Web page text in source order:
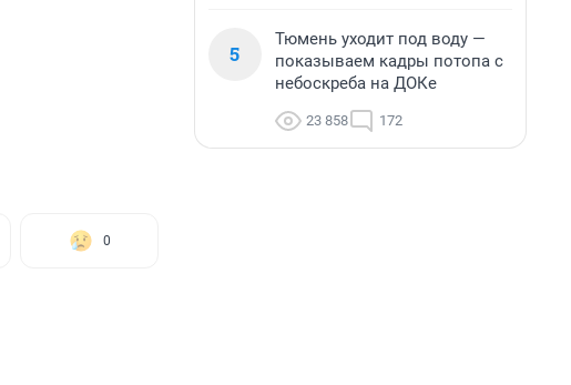
0
5
Тюмень уходит под воду —
показываем кадры потопа с
небоскреба на ДОКе
23 858 172